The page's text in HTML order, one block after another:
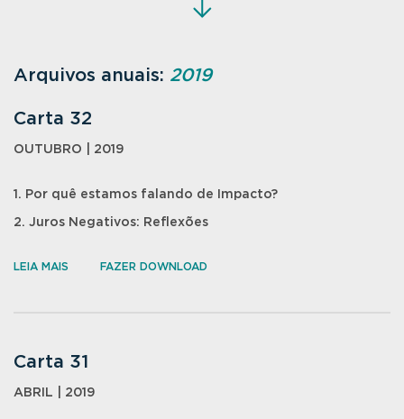
Arquivos anuais: 2019
Carta 32
OUTUBRO | 2019
1. Por quê estamos falando de Impacto?
2. Juros Negativos: Reflexões
LEIA MAIS FAZER DOWNLOAD
Carta 31
ABRIL | 2019